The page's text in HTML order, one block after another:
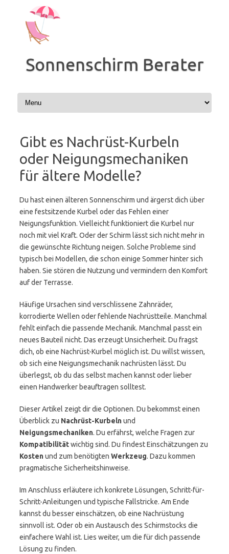
springen
Sonnenschirm Berater
Gibt es Nachrüst-Kurbeln
oder Neigungsmechaniken
für ältere Modelle?
Du hast einen älteren Sonnenschirm und ärgerst dich über
eine festsitzende Kurbel oder das Fehlen einer
Neigungsfunktion. Vielleicht funktioniert die Kurbel nur
noch mit viel Kraft. Oder der Schirm lässt sich nicht mehr in
die gewünschte Richtung neigen. Solche Probleme sind
typisch bei Modellen, die schon einige Sommer hinter sich
haben. Sie stören die Nutzung und vermindern den Komfort
auf der Terrasse.
Häufige Ursachen sind verschlissene Zahnräder,
korrodierte Wellen oder fehlende Nachrüstteile. Manchmal
fehlt einfach die passende Mechanik. Manchmal passt ein
neues Bauteil nicht. Das erzeugt Unsicherheit. Du fragst
dich, ob eine Nachrüst-Kurbel möglich ist. Du willst wissen,
ob sich eine Neigungsmechanik nachrüsten lässt. Du
überlegst, ob du das selbst machen kannst oder lieber
einen Handwerker beauftragen solltest.
Dieser Artikel zeigt dir die Optionen. Du bekommst einen
Überblick zu Nachrüst-Kurbelnund
Neigungsmechaniken. Du erfährst, welche Fragen zur
Kompatibilitätwichtig sind. Du findest Einschätzungen zu
Kostenund zum benötigten Werkzeug. Dazu kommen
pragmatische Sicherheitshinweise.
Im Anschluss erläutere ich konkrete Lösungen, Schritt-für-
Schritt-Anleitungen und typische Fallstricke. Am Ende
kannst du besser einschätzen, ob eine Nachrüstung
sinnvoll ist. Oder ob ein Austausch des Schirmstocks die
einfachere Wahl ist. Lies weiter, um die für dich passende
Lösung zu finden.